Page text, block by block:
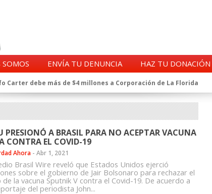
ENVÍA TU DENUNCIA
HAZ TU DONACIÓN
Carter debe más de $4 millones a Corporación de La Florida
de la CIA en Chile tras archivos desclasificados por Trump
exprefecto de Carabineros de Talca por supuesto fraude al
de Carabineros en el ajedrez del caso Huracán
imputado en caso Huracán, según chats en poder de la Fiscalía
vínculos con jueces del Grupo Arauco de Angelini
La denuncia que Carabineros ignoró
a Clínica Las Condes, vinculada al ministro Jaime Mañalich
de oficiales de la FACH recontratados por la DGAC
PRESIONÓ A BRASIL PARA NO ACEPTAR VACUNA
CONTRA EL COVID-19
Ahora - Abr 1, 2021
Brasil Wire reveló que Estados Unidos ejerció
sobre el gobierno de Jair Bolsonaro para rechazar el
de la vacuna Sputnik V contra el Covid-19. De acuerdo a
del periodista John...